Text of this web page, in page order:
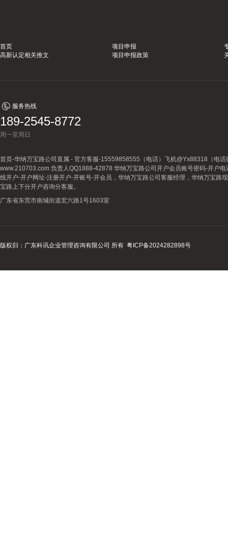
首页 项目申报
高新认定相关推文
项目申报政策
服务热线
189-2545-8772
周一至周日
首页-华纳万宝路公司直属 - 官方客服-15559858555（电话）飞机@Yx88318（电
www.210703.com 负责人QQ1888-42878 华纳万宝路公司开户会员账号密码-开户
线开户-开户网址-注册开户-开账号-开会员，华纳万宝路公司客服经理，华纳万宝路
宝路上下分开户咨询分客服。
广东省东莞市南城街道宏六路1号1603室
版权归：广东科讯企业管理咨询有限公司 所有 粤ICP备2024282898号